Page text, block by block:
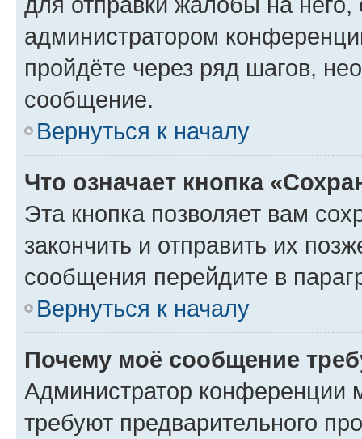
администратором
пройдёте через ряд шагов,
сообщение.
Вернуться к началу
Что означает кнопка
Эта кнопка позволяет вам
закончить и отправить их
сообщения перейдите в
Вернуться к началу
Почему моё сообщение
Администратор конференции
требуют предварительного